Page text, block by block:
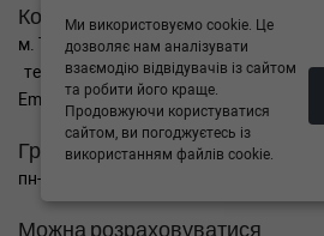
Контакти
м. Тернопіль вул. Микулинецька 106а
тел. +38(099)650-59-19
Email. autokitparts@yahoo.com
Графік роботи
пн-пт з 9:00 до 17:00, сб - вихідний, нд -
Можна розраховуватися
Ми використовуємо cookie. Це
дозволяє нам аналізувати
взаємодію відвідувачів із сайтом
та робити його краще.
Продовжуючи користуватися
сайтом, ви погоджуєтесь із
використанням файлів cookie.